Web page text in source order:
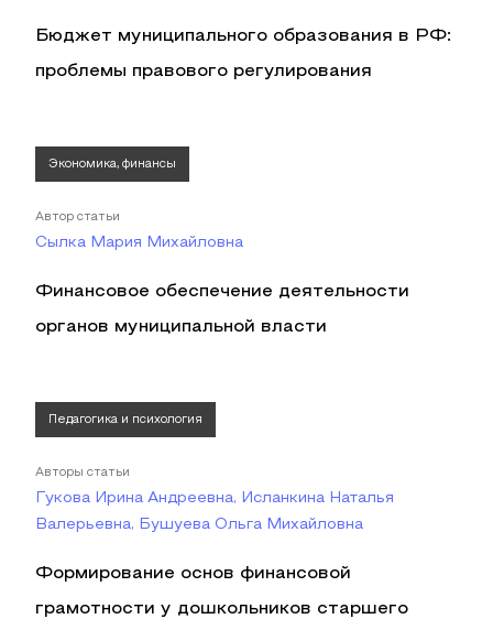
Бюджет муниципального образования в РФ:
проблемы правового регулирования
Экономика, финансы
Автор статьи
Сылка Мария Михайловна
Финансовое обеспечение деятельности
органов муниципальной власти
Педагогика и психология
Авторы статьи
Гукова Ирина Андреевна, Исланкина Наталья
Валерьевна, Бушуева Ольга Михайловна
Формирование основ финансовой
грамотности у дошкольников старшего